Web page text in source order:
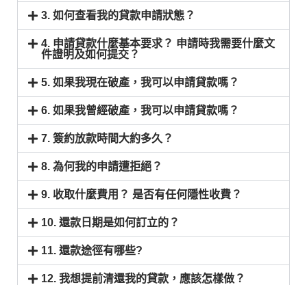
3. 如何查看我的貸款申請狀態？
4. 申請貸款什麼基本要求？ 申請時我需要什麼文
件證明及如何提交？
5. 如果我現在破產，我可以申請貸款嗎？
6. 如果我曾經破產，我可以申請貸款嗎？
7. 簽約放款時間大約多久？
8. 為何我的申請遭拒絕？
9. 收取什麼費用？ 是否有任何隱性收費？
10. 還款日期是如何訂立的？
11. 還款途徑有哪些?
12. 我想提前清還我的貸款，應該怎樣做？